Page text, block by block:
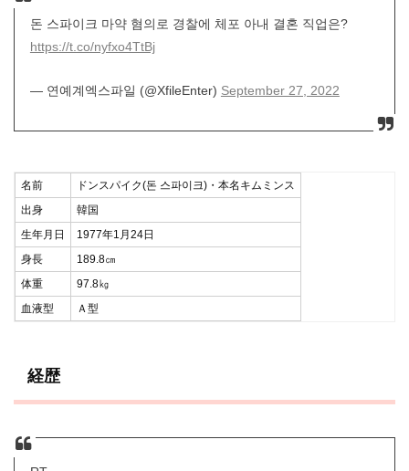
돈 스파이크 마약 혐의로 경찰에 체포 아내 결혼 직업은?
https://t.co/nyfxo4TtBj
— 연예계엑스파일 (@XfileEnter) September 27, 2022
名前
ドンスパイク(돈 스파이크)・本名キムミンス
出身
韓国
生年月日
1977年1月24日
身長
189.8㎝
体重
97.8㎏
血液型
Ａ型
経歴